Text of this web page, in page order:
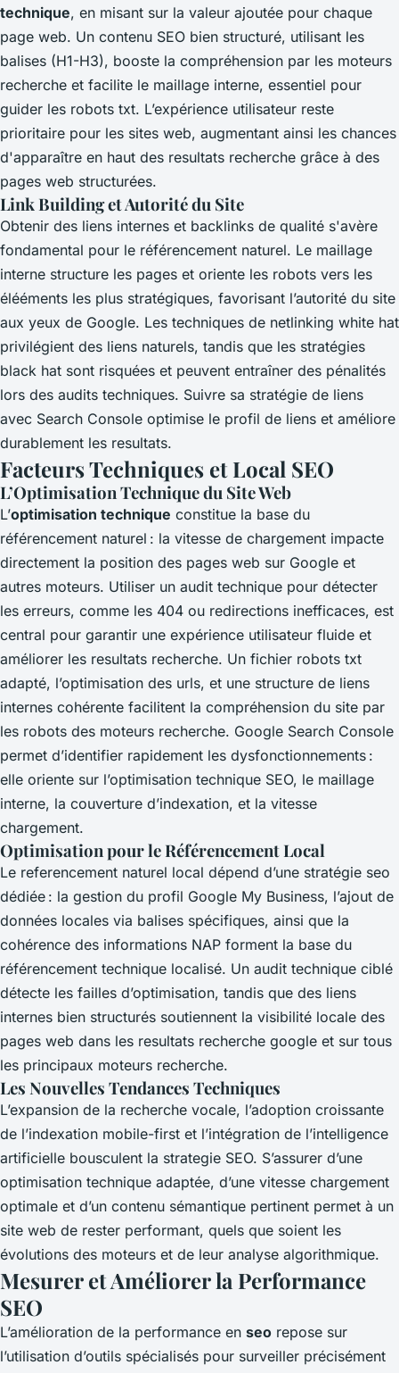
technique, en misant sur la valeur ajoutée pour chaque
page web. Un contenu SEO bien structuré, utilisant les
balises (H1-H3), booste la compréhension par les moteurs
recherche et facilite le maillage interne, essentiel pour
guider les robots txt. L’expérience utilisateur reste
prioritaire pour les sites web, augmentant ainsi les chances
d'apparaître en haut des resultats recherche grâce à des
pages web structurées.
Link Building et Autorité du Site
Obtenir des liens internes et backlinks de qualité s'avère
fondamental pour le référencement naturel. Le maillage
interne structure les pages et oriente les robots vers les
élééments les plus stratégiques, favorisant l’autorité du site
aux yeux de Google. Les techniques de netlinking white hat
privilégient des liens naturels, tandis que les stratégies
black hat sont risquées et peuvent entraîner des pénalités
lors des audits techniques. Suivre sa stratégie de liens
avec Search Console optimise le profil de liens et améliore
durablement les resultats.
Facteurs Techniques et Local SEO
L’Optimisation Technique du Site Web
L’optimisation technique constitue la base du
référencement naturel : la vitesse de chargement impacte
directement la position des pages web sur Google et
autres moteurs. Utiliser un audit technique pour détecter
les erreurs, comme les 404 ou redirections inefficaces, est
central pour garantir une expérience utilisateur fluide et
améliorer les resultats recherche. Un fichier robots txt
adapté, l’optimisation des urls, et une structure de liens
internes cohérente facilitent la compréhension du site par
les robots des moteurs recherche. Google Search Console
permet d’identifier rapidement les dysfonctionnements :
elle oriente sur l’optimisation technique SEO, le maillage
interne, la couverture d’indexation, et la vitesse
chargement.
Optimisation pour le Référencement Local
Le referencement naturel local dépend d’une stratégie seo
dédiée : la gestion du profil Google My Business, l’ajout de
données locales via balises spécifiques, ainsi que la
cohérence des informations NAP forment la base du
référencement technique localisé. Un audit technique ciblé
détecte les failles d’optimisation, tandis que des liens
internes bien structurés soutiennent la visibilité locale des
pages web dans les resultats recherche google et sur tous
les principaux moteurs recherche.
Les Nouvelles Tendances Techniques
L’expansion de la recherche vocale, l’adoption croissante
de l’indexation mobile-first et l’intégration de l’intelligence
artificielle bousculent la strategie SEO. S’assurer d’une
optimisation technique adaptée, d’une vitesse chargement
optimale et d’un contenu sémantique pertinent permet à un
site web de rester performant, quels que soient les
évolutions des moteurs et de leur analyse algorithmique.
Mesurer et Améliorer la Performance
SEO
L’amélioration de la performance en seo repose sur
l’utilisation d’outils spécialisés pour surveiller précisément